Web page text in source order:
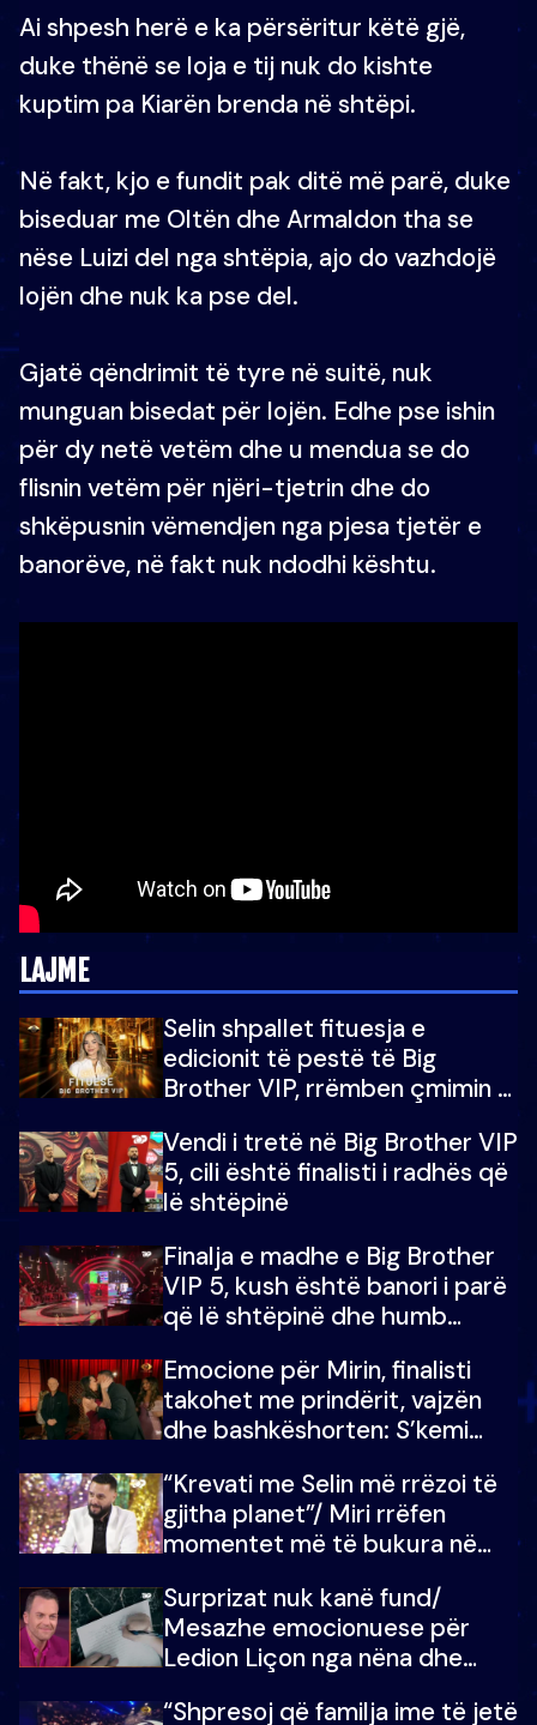
Ai shpesh herë e ka përsëritur këtë gjë,
duke thënë se loja e tij nuk do kishte
kuptim pa Kiarën brenda në shtëpi.
Në fakt, kjo e fundit pak ditë më parë, duke
biseduar me Oltën dhe Armaldon tha se
nëse Luizi del nga shtëpia, ajo do vazhdojë
lojën dhe nuk ka pse del.
Gjatë qëndrimit të tyre në suitë, nuk
munguan bisedat për lojën. Edhe pse ishin
për dy netë vetëm dhe u mendua se do
flisnin vetëm për njëri-tjetrin dhe do
shkëpusnin vëmendjen nga pjesa tjetër e
banorëve, në fakt nuk ndodhi kështu.
LAJME
Selin shpallet fituesja e
edicionit të pestë të Big
Brother VIP, rrëmben çmimin e
Vendi i tretë në Big Brother VIP
5, cili është finalisti i radhës që
lë shtëpinë
Finalja e madhe e Big Brother
VIP 5, kush është banori i parë
që lë shtëpinë dhe humb
çmimin e madh
Emocione për Mirin, finalisti
takohet me prindërit, vajzën
dhe bashkëshorten: S’kemi
“Krevati me Selin më rrëzoi të
gjitha planet”/ Miri rrëfen
momentet më të bukura në
mungojë zilja e mëngjesit kur…
Surprizat nuk kanë fund/
Mesazhe emocionuese për
Ledion Liçon nga nëna dhe
mban dot lotët: Nuk meritoj…
“Shpresoj që familja ime të jetë